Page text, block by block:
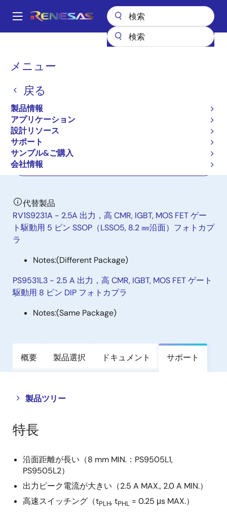
ン
Main
メニュー
戻る
製品情報
アプリケーション
設計リソース
サポート
サンプル&ご購入
会社情報
パ
く
ず
フォトカプラ（オプトカプラ）
PS9505L3
新規採用非推奨品
IGBT Drive
代替製品
RV1S9231A - 2.5A 出力，高 CMR, IGBT, MOS FET ゲー
ト駆動用 5 ピン SSOP（LSSO5, 8.2 ㎜沿面）フォトカプ
ラ
Notes:(Different Package)
PS9531L3 - 2.5 A 出力，高 CMR, IGBT, MOS FET ゲート
駆動用 8 ピン DIP フォトカプラ
Notes:(Same Package)
概要 製品選択 ドキュメント サポート
製品ツリー
Close
tree
menu
Open
tree
menu
特長
沿面距離が長い（8 mm MIN.：PS9505L1,
PS9505L2）
出力ピーク電流が大きい（2.5 A MAX., 2.0 A MIN.）
高速スイッチング（tPLH, tPHL = 0.25 μs MAX.）